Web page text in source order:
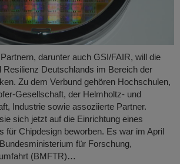
darunter auch GSI/FAIR, will die
Resilienz Deutschlands im Bereich der
Zu dem Verbund gehören Hochschulen,
Gesellschaft, der Helmholtz- und
Industrie sowie assoziierte Partner.
sich jetzt auf die Einrichtung eines
für Chipdesign beworben. Es war im April
für Forschung,
(BMFTR)…